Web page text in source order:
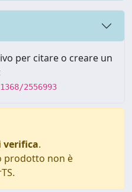
per citare o creare un
2556993
verifica.
prodotto non è